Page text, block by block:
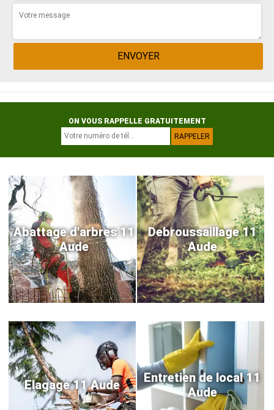
ON VOUS RAPPELLE GRATUITEMENT
Abattage d'arbres 11
Aude
Debroussaillage 11
Aude
Elagage 11 Aude
Entretien de local 11
Aude